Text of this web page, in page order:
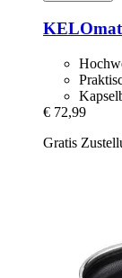
KELOmat
€ 72,99
Gratis